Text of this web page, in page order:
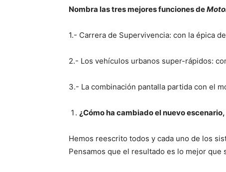
Nombra las tres mejores funciones de
1.- Carrera de Supervivencia: con la épica
2.- Los vehículos urbanos super-rápidos:
3.- La combinación pantalla partida con el
¿Cómo ha cambiado el nuevo
Hemos reescrito todos y cada uno de los
Pensamos que el resultado es lo mejor que